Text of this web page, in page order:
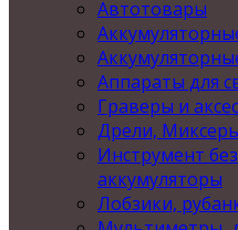
Автотовары
Аппараты для
Граверы и
Дрели,
Инструмент
аккумуляторы
Лобзики,